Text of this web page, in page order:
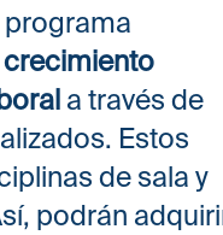
programa
crecimiento
a través de
Estos
de sala y
podrán